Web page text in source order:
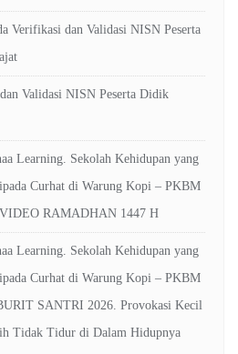
Verifikasi dan Validasi NISN Peserta
Validasi NISN Peserta Didik
Learning. Sekolah Kehidupan yang
Curhat di Warung Kopi – PKBM
RAMADHAN 1447 H
Learning. Sekolah Kehidupan yang
Curhat di Warung Kopi – PKBM
SANTRI 2026. Provokasi Kecil
Tidak Tidur di Dalam Hidupnya